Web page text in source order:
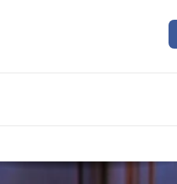
المساس بسيادة الكويت أو العبث بأمنها